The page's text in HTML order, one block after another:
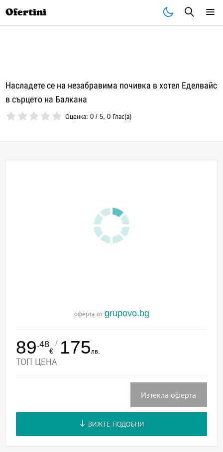
Ofertini
Насладете се на незабравима почивка в хотел Еделвайс
в сърцето на Балкана
Оценка:0 /5,0 Глас(а)
оферта от grupovo.bg
89.48
€
/ 175лв.
ТОП ЦЕНА
Изтекла оферта
ВИЖТЕ ПОДОБНИ